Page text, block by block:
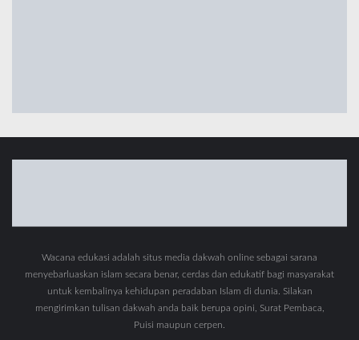
Wacana edukasi adalah situs media dakwah online sebagai sarana
menyebarluaskan islam secara benar, cerdas dan edukatif bagi masyarakat
untuk kembalinya kehidupan peradaban Islam di dunia. Silakan
mengirimkan tulisan dakwah anda baik berupa opini, Surat Pembaca,
Puisi maupun cerpen.